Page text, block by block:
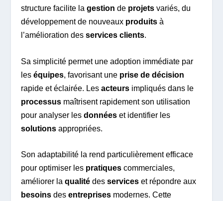
structure facilite lagestion de projets variés, du
développement de nouveaux produits à
l’amélioration desservices clients.
Sa simplicité permet une adoption immédiate par
leséquipes, favorisant une prise de décision
rapide et éclairée. Lesacteurs impliqués dans le
processus maîtrisent rapidement son utilisation
pour analyser lesdonnées et identifier les
solutions appropriées.
Son adaptabilité la rend particulièrement efficace
pour optimiser les pratiques commerciales,
améliorer laqualité desservices et répondre aux
besoins desentreprises modernes. Cette